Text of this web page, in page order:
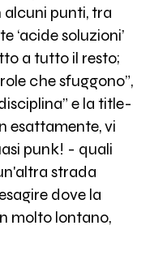
punti, tra
‘acide soluzioni’
a tutto il resto;
che sfuggono”,
e la title-
esattamente, vi
punk! - quali
strada
dove la
molto lontano,